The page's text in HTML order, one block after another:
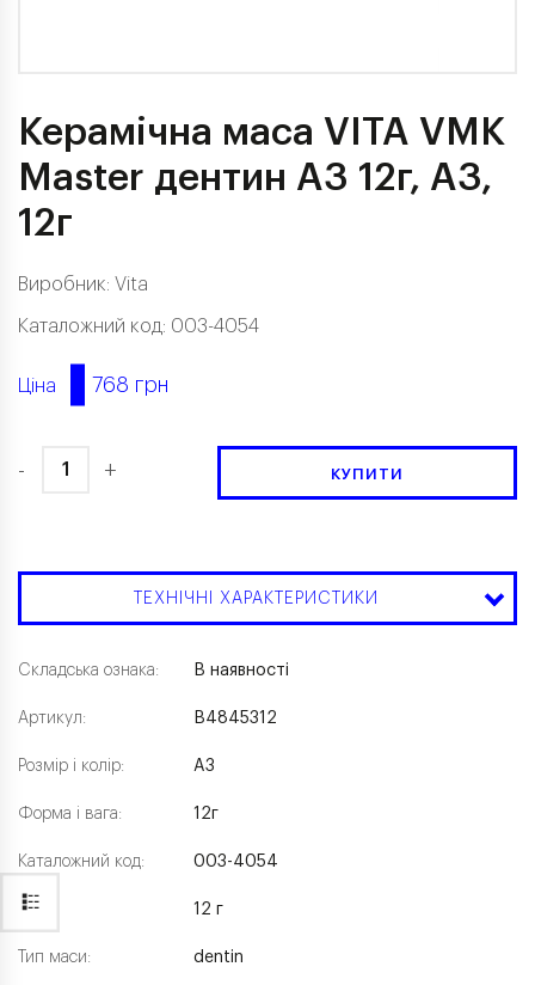
Керамічна маса VITA VMK
Master дентин A3 12г, A3,
12г
Виробник: Vita
Каталожний код: 003-4054
Ціна 768 грн
- + КУПИТИ
ТЕХНІЧНІ ХАРАКТЕРИСТИКИ
Складська ознака:
Артикул:
Розмір і колір:
Форма і вага:
Каталожний код:
Вага:
Тип маси:
В наявності
B4845312
A3
12г
003-4054
12 г
dentin